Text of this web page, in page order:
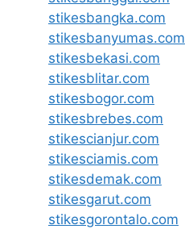
stikesbangka.com
stikesbanyumas.com
stikesbekasi.com
stikesblitar.com
stikesbogor.com
stikesbrebes.com
stikescianjur.com
stikesciamis.com
stikesdemak.com
stikesgarut.com
stikesgorontalo.com